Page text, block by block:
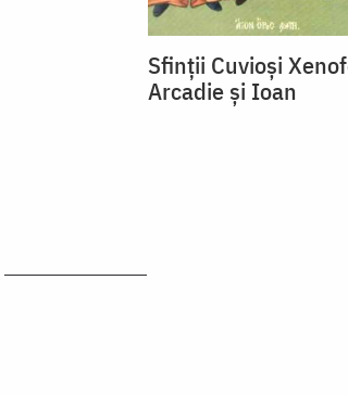
Sfinții Cuvioși
Arcadie și Ioan